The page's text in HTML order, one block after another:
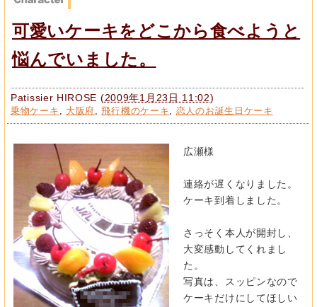
可愛いケーキをどこから食べようと
悩んでいました。
Patissier HIROSE (2009年1月23日 11:02)
乗物ケーキ 大阪府 ,飛行機のケーキ 恋人のお誕生日ケーキ
広瀬様
連絡が遅くなりました。
ケーキ到着しました。
さっそく本人が開封し、
大変感動してくれまし
た。
写真は、スッピンなので
ケーキだけにしてほしい